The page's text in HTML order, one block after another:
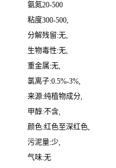
氨氮20-500
粘度300-500,
分解残留:无,
生物毒性:无,
重金属:无,
氯离子:0.5%-3%,
来源:纯植物成分,
甲醇:不含,
颜色:红色至深红色,
污泥量:少,
气味:无